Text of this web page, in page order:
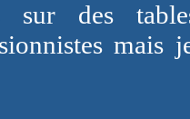
sur des
mais